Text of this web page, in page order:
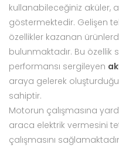
kullanabileceğiniz aküler,
göstermektedir. Gelişen
özellikler kazanan
bulunmaktadır. Bu özellik
performansı sergileyen
araya gelerek
sahiptir.
Motorun çalışmasına
araca elektrik vermesini
çalışmasını